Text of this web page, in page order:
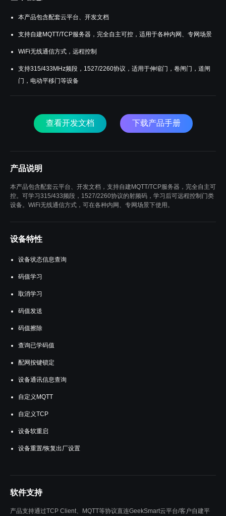
本产品包含配套云平台、开发文档
支持自建MQTT/TCP服务器，完全自主可控，适用于各种内网、专网场景
WiFi无线通信方式，远程控制
支持315/433MHz频段，1527/2260协议，适用于伸缩门，卷闸门，道闸
门，电动平移门等设备
查看开发文档 下载产品手册
产品说明
本产品包含配套云平台、开发文档，支持自建MQTT/TCP服务器，完全自主可
控。可学习315/433频段，1527/2260协议的射频码，学习后可远程控制门类
设备。WiFi无线通信方式，可在各种内网、专网场景下使用。
设备特性
设备状态信息查询
码值学习
取消学习
码值发送
码值擦除
查询已学码值
配网按键锁定
设备通讯信息查询
自定义MQTT
自定义TCP
设备软重启
设备重置/恢复出厂设置
软件支持
产品支持通过TCP Client、MQTT等协议直连GeekSmart云平台/客户自建平